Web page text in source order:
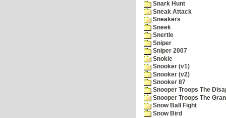
Snark Hunt
Sneak Attack
Sneakers
Sneek
Snertle
Sniper
Sniper 2007
Snokie
Snooker (v1)
Snooker (v2)
Snooker 87
Snooper Troops The
Snooper Troops The
Snow Ball Fight
Snow Bird